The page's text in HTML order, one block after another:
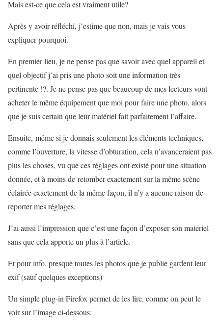
Mais est-ce que cela est vraiment utile?
Après y avoir réfléchi, j’estime que non, mais je vais vous
expliquer pourquoi.
En premier lieu, je ne pense pas que savoir avec quel appareil et
quel objectif j’ai pris une photo soit une information très
pertinente !?. Je ne pense pas que beaucoup de mes lecteurs vont
acheter le même équipement que moi pour faire une photo, alors
que je suis certain que leur matériel fait parfaitement l’affaire.
Ensuite, même si je donnais seulement les éléments techniques,
comme l’ouverture, la vitesse d’obturation, cela n’avanceraient pas
plus les choses, vu que ces réglages ont existé pour une situation
donnée, et à moins de retomber exactement sur la même scène
éclairée exactement de la même façon, il n’y a aucune raison de
reporter mes réglages.
J’ai aussi l’impression que c’est une façon d’exposer son matériel
sans que cela apporte un plus à l’article.
Et pour info, presque toutes les photos que je publie gardent leur
exif (sauf quelques exceptions)
Un simple plug-in Firefox permet de les lire, comme on peut le
voir sur l’image ci-dessous: